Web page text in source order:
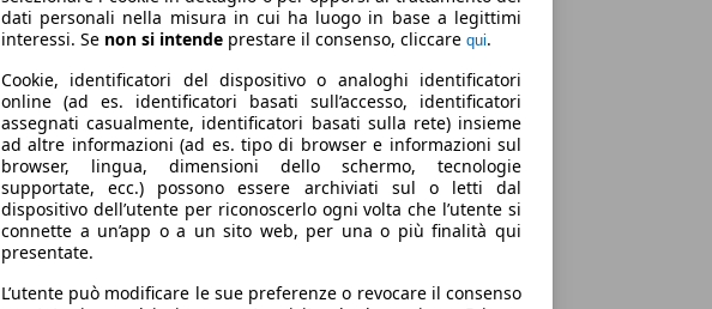
dati personali nella misura in cui ha luogo in base a legittimi
interessi. Se non si intende prestare il consenso, cliccare qui.
Cookie, identificatori del dispositivo o analoghi identificatori
online (ad es. identificatori basati sull’accesso, identificatori
assegnati casualmente, identificatori basati sulla rete) insieme
ad altre informazioni (ad es. tipo di browser e informazioni sul
browser, lingua, dimensioni dello schermo, tecnologie
supportate, ecc.) possono essere archiviati sul o letti dal
dispositivo dell’utente per riconoscerlo ogni volta che l’utente si
connette a un’app o a un sito web, per una o più finalità qui
presentate.
L’utente può modificare le sue preferenze o revocare il consenso